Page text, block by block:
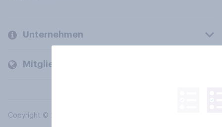
Unternehmen
Mitglieder und Kunden
Copyright © 2026 YouGov PLC. Alle Rechte vorbehalten.